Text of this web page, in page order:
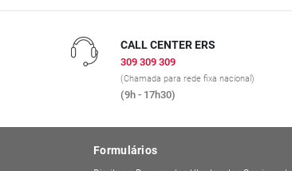
CALL CENTER ERS
309 309 309
(Chamada para rede fixa nacional)
(9h - 17h30)
Formulários